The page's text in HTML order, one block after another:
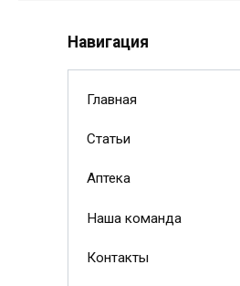
Навигация
Главная
Статьи
Аптека
Наша команда
Контакты